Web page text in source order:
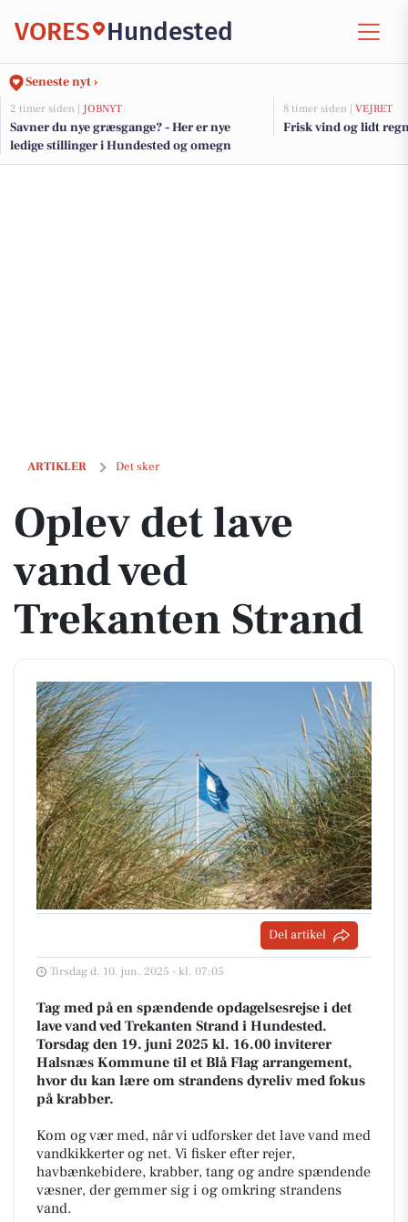
VORES Hundested
Seneste nyt ›
2 timer siden | JOBNYT
Savner du nye græsgange? - Her er nye
ledige stillinger i Hundested og omegn
8 timer siden | VEJRET
Frisk vind og lidt
ARTIKLER Det sker
Oplev det lave vand ved Trekanten Strand
Oplev det lave
vand ved
Trekanten Strand
Del artikel
Tirsdag d. 10. jun. 2025 - kl. 07:05
Tag med på en spændende opdagelsesrejse i det
lave vand ved Trekanten Strand i Hundested.
Torsdag den 19. juni 2025 kl. 16.00 inviterer
Halsnæs Kommune til et Blå Flag arrangement,
hvor du kan lære om strandens dyreliv med fokus
på krabber.
Kom og vær med, når vi udforsker det lave vand med
vandkikkerter og net. Vi fisker efter rejer,
havbænkebidere, krabber, tang og andre spændende
væsner, der gemmer sig i og omkring strandens
vand.